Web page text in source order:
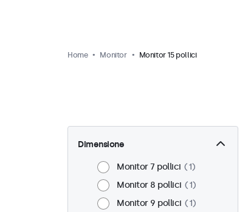
Home Monitor Monitor 15 pollici
Dimensione
Monitor 7 pollici
1
Monitor 8 pollici
1
Monitor 9 pollici
1